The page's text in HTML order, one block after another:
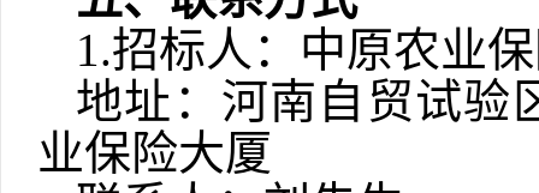
1.招标人：中原农业
地址：河南自贸试验
业保险大厦